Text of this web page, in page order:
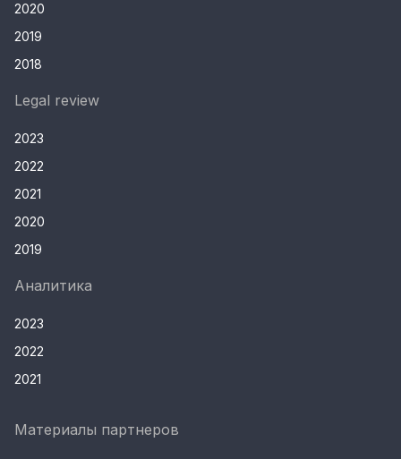
2020
2019
2018
Legal review
2023
2022
2021
2020
2019
Аналитика
2023
2022
2021
Материалы партнеров